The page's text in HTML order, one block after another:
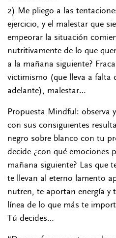
2) Me pliego a las
ejercicio, y el malestar que
empeorar la situación
nutritivamente de lo que
a la mañana siguiente?
victimismo (que lleva a falta
adelante), malestar…
Propuesta Mindful: observa
con sus consiguientes
negro sobre blanco con tu
decide ¿con qué emociones
mañana siguiente? Las que
te llevan al eterno lamento
nutren, te aportan energía y
línea de lo que más te
Tú decides…